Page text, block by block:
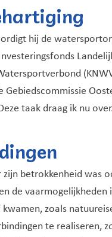
hij de
Gebiedscommissie
taak draag ik nu
betrokkenheid was
de
zoals
te realiseren,